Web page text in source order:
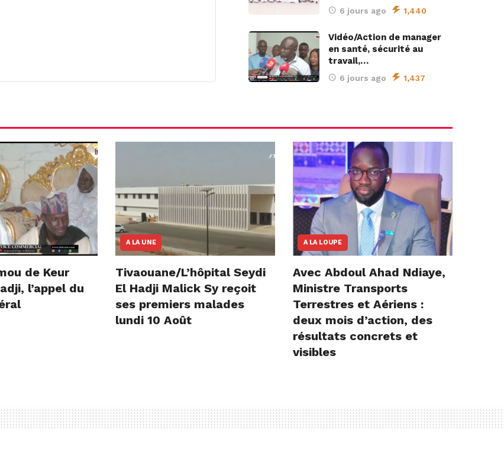
6 jours ago 1,440
Vidéo/Action de manager
en santé, sécurité au
travail,…
6 jours ago 1,437
de Keur
l’appel du
A LA UNE
Tivaouane/L’hôpital Seydi
El Hadji Malick Sy reçoit
ses premiers malades
lundi 10 Août
A LA LOUPE
Avec Abdoul Ahad Ndiaye,
Ministre Transports
Terrestres et Aériens :
deux mois d’action, des
résultats concrets et
visibles